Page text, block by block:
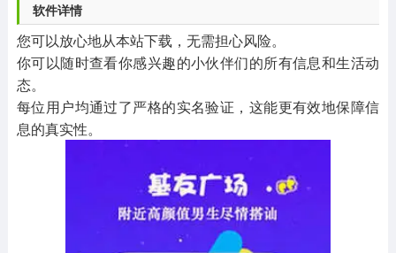
软件详情
您可以放心地从本站下载，无需担心风险。
你可以随时查看你感兴趣的小伙伴们的所有信息和生活动
态。
每位用户均通过了严格的实名验证，这能更有效地保障信
息的真实性。